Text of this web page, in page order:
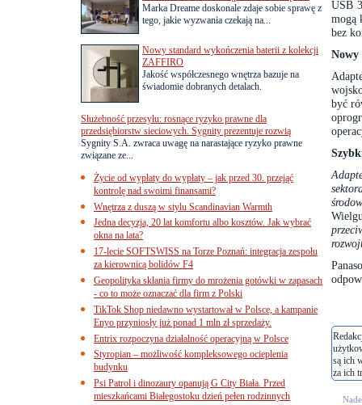
USB
mogą
bez
Nowy
być
są ich
za ich
Marka Dreame doskonale zdaje sobie sprawę z
tego, jakie wyzwania czekają na...
Nowy standard wykończenia baterii z kolekcji
ZAFFIRO
Jakość współczesnego wnętrza bazuje na
świadomie dobranych detalach.
Służebność przesyłu: rosnące ryzyko prawne dla
przedsiębiorstw sieciowych. Sygnity prezentuje rozwią
Sygnity S.A. zwraca uwagę na narastające ryzyko prawne
związane ze...
Życie od wypłaty do wypłaty – jak przed 30. przejąć
kontrolę nad swoimi finansami?
Wnętrza z duszą w stylu Scandinavian Warmth
Jedna decyzja, 20 lat komfortu albo kosztów. Jak wybrać
okna na lata?
17-lecie SOFTSWISS na Torze Poznań: integracja zespołu
za kierownicą bolidów F4
Geopolityka skłania firmy do mrożenia gotówki w zapasach
- co to może oznaczać dla firm z Polski
TikTok Shop niedawno wystartował w Polsce, a kampanie
Enyo przyniosły już ponad 1 mln zł sprzedaży.
Entrix rozpoczyna działalność operacyjną w Polsce
Styropian – możliwość kompleksowego ocieplenia
budynku
Psi Patrol i dinozaury opanują G City Biała. Przed
mieszkańcami Białegostoku dzień pełen rodzinnych